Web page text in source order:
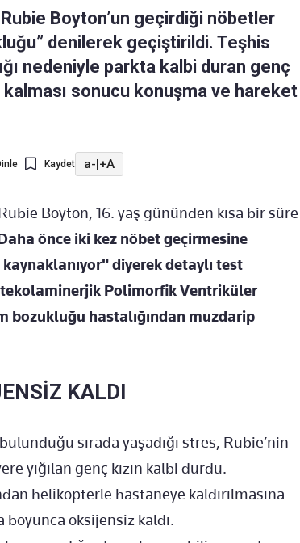
Boyton’un geçirdiği nöbetler
denilerek geçiştirildi. Teşhis
nedeniyle parkta kalbi duran genç
sonucu konuşma ve hareket
Kaydet a-|+A
Boyton, 16. yaş gününden kısa bir süre
önce iki kez nöbet geçirmesine
diyerek detaylı test
Polimorfik Ventriküler
bozukluğu hastalığından muzdarip
KALDI
sırada yaşadığı stres, Rubie’nin
yığılan genç kızın kalbi durdu.
helikopterle hastaneye kaldırılmasına
oksijensiz kaldı.